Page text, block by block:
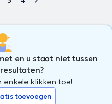
en u staat niet tussen
enkele klikken toe!
toevoegen